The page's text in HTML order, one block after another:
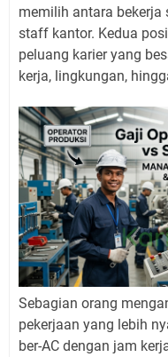
memilih antara bekerja
staff kantor. Kedua
peluang karier yang
kerja, lingkungan,
Sebagian orang
pekerjaan yang lebih
ber-AC dengan jam